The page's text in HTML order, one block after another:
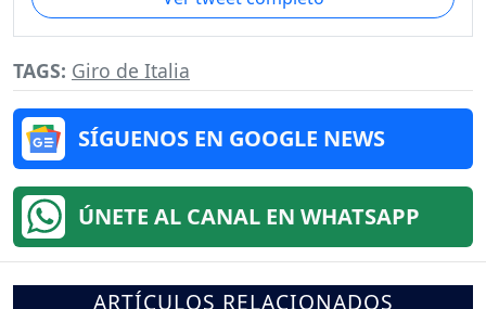
TAGS: Giro de Italia
SÍGUENOS EN GOOGLE NEWS
ÚNETE AL CANAL EN WHATSAPP
ARTÍCULOS RELACIONADOS